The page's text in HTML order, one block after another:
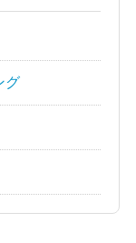
グ